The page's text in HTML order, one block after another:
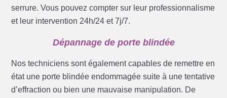
serrure. Vous pouvez compter sur leur professionnalisme
et leur intervention 24h/24 et 7j/7.
Dépannage de porte blindée
Nos techniciens sont également capables de remettre en
état une porte blindée endommagée suite à une tentative
d’effraction ou bien une mauvaise manipulation. De